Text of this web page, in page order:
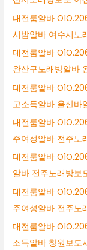
대전룸알바
시밤알바 여수시노
대전룸알바
완산구노래방알바
대전룸알바
고소득알바 울산바
대전룸알바
주여성알바 전주노
대전룸알바
알바 전주노래방보
대전룸알바
주여성알바 전주노
대전룸알바
소득알바 창원보도